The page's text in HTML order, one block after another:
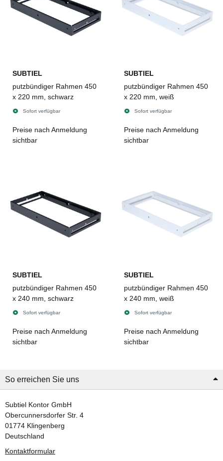
SUBTIEL
putzbündiger Rahmen 450
x 220 mm, schwarz
Sofort verfügbar
Preise nach Anmeldung
sichtbar
SUBTIEL
putzbündiger Rahmen 450
x 220 mm, weiß
Sofort verfügbar
Preise nach Anmeldung
sichtbar
SUBTIEL
putzbündiger Rahmen 450
x 240 mm, schwarz
Sofort verfügbar
Preise nach Anmeldung
sichtbar
SUBTIEL
putzbündiger Rahmen 450
x 240 mm, weiß
Sofort verfügbar
Preise nach Anmeldung
sichtbar
So erreichen Sie uns
Subtiel Kontor GmbH
Obercunnersdorfer Str. 4
01774 Klingenberg
Deutschland
Kontaktformular